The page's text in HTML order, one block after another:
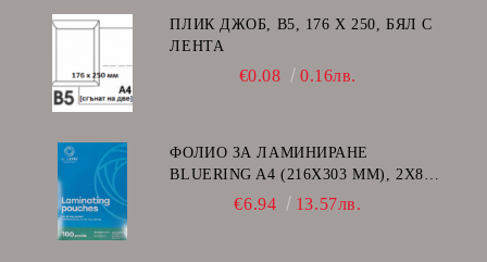
ПЛИК ДЖОБ, В5, 176 Х 250, БЯЛ С
ЛЕНТА
€0.08 0.16лв.
ФОЛИО ЗА ЛАМИНИРАНЕ
BLUERING A4 (216X303 MM), 2X80
МИКРОНА 100 БР.
€6.94 13.57лв.